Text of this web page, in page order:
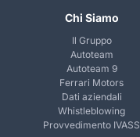
Chi Siamo
Il Gruppo
Autoteam
Autoteam 9
Ferrari Motors
Dati aziendali
Whistleblowing
Provvedimento IVASS